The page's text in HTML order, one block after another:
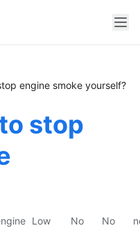
engine smoke yourself?
stop
Low
No
No